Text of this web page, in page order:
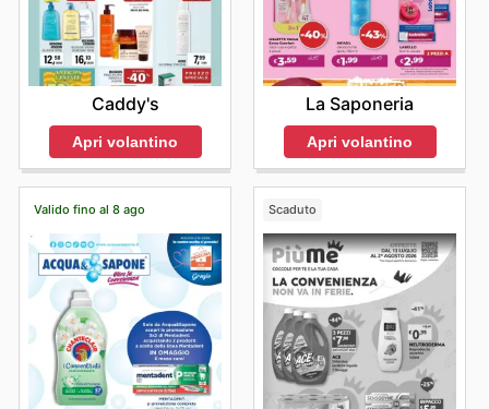
Caddy's
Apri volantino
La Saponeria
Apri volantino
Valido fino al 8 ago Scaduto